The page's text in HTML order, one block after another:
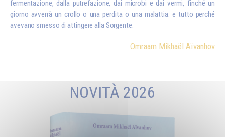
fermentazione, dalla putrefazione, dai microbi e dai vermi, finché un
giorno avverrà un crollo o una perdita o una malattia: e tutto perché
avevano smesso di attingere alla Sorgente.
Omraam Mikhaël Aïvanhov
NOVITÀ 2026